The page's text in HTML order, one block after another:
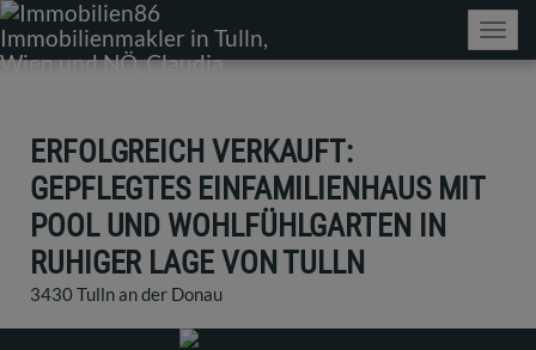
ERFOLGREICH VERKAUFT:
GEPFLEGTES EINFAMILIENHAUS MIT
POOL UND WOHLFÜHLGARTEN IN
RUHIGER LAGE VON TULLN
3430 Tulln an der Donau